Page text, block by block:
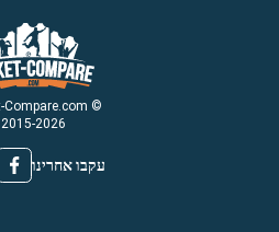
© Ticket-Compare.com
2015-2026
עקבו אחרינו